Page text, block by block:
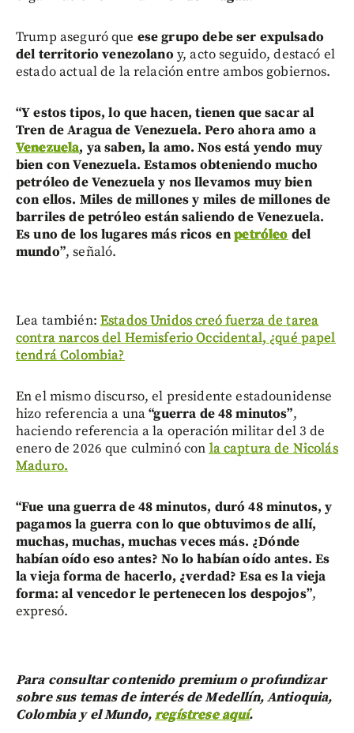
Trump aseguró que ese grupo debe ser expulsado
del territorio venezolano y, acto seguido, destacó el
estado actual de la relación entre ambos gobiernos.
“Y estos tipos, lo que hacen, tienen que sacar al
Tren de Aragua de Venezuela. Pero ahora amo a
Venezuela, ya saben, la amo. Nos está yendo muy
bien con Venezuela. Estamos obteniendo mucho
petróleo de Venezuela y nos llevamos muy bien
con ellos. Miles de millones y miles de millones de
barriles de petróleo están saliendo de Venezuela.
Es uno de los lugares más ricos enpetróleo del
mundo”, señaló.
Lea también: Estados Unidos creó fuerza de tarea
contra narcos del Hemisferio Occidental, ¿qué papel
tendrá Colombia?
En el mismo discurso, el presidente estadounidense
hizo referencia a una“guerra de 48 minutos”,
haciendo referencia a la operación militar del 3 de
enero de 2026 que culminó con la captura de Nicolás
Maduro.
“Fue una guerra de 48 minutos, duró 48 minutos, y
pagamos la guerra con lo que obtuvimos de allí,
muchas, muchas, muchas veces más. ¿Dónde
habían oído eso antes? No lo habían oído antes. Es
la vieja forma de hacerlo, ¿verdad? Esa es la vieja
forma: al vencedor le pertenecen los despojos”,
expresó.
Para consultar contenido premium o profundizar
sobre sus temas de interés de Medellín, Antioquia,
Colombia y el Mundo,regístrese aquí.